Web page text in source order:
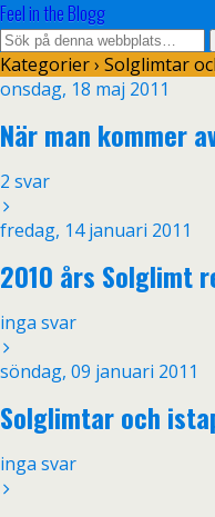
Feel in the Blogg
Kategorier › Solglimtar
onsdag, 18 maj 2011
När man kommer
2 svar
fredag, 14 januari 2011
2010 års Solglimt
inga svar
söndag, 09 januari 2011
Solglimtar och
inga svar